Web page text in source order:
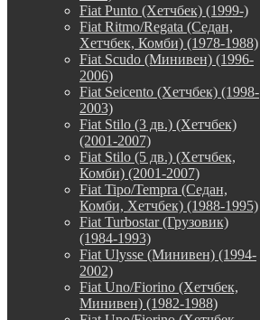
Fiat Punto (Хетчбек) (1999-)
Fiat Ritmo/Regata (Седан,
Хетчбек, Комби) (1978-1988)
Fiat Scudo (Минивен) (1996-
2006)
Fiat Seicento (Хетчбек) (1998-
2003)
Fiat Stilo (3 дв.) (Хетчбек)
(2001-2007)
Fiat Stilo (5 дв.) (Хетчбек,
Комби) (2001-2007)
Fiat Tipo/Tempra (Седан,
Комби, Хетчбек) (1988-1995)
Fiat Turbostar (Грузовик)
(1984-1993)
Fiat Ulysse (Минивен) (1994-
2002)
Fiat Uno/Fiorino (Хетчбек,
Минивен) (1982-1988)